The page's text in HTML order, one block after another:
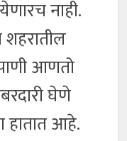
नाही.
आणतो
घेणे
हातात आहे.